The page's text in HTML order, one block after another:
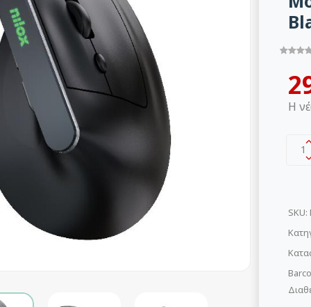
Η
1
SKU: